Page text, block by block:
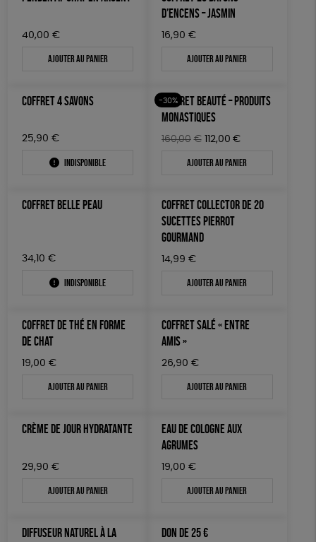
40,00 €
Ajouter au panier
D’ENCENS – JASMIN
16,90 €
Ajouter au panier
COFFRET 4 SAVONS
25,90 €
Indisponible
-30%
COFFRET BEAUTÉ – PRODUITS
MONASTIQUES
160,00 € Le
initial
160,00€.
112,00 €Le
actuel
112,00€.
Ajouter au panier
COFFRET BELLE PEAU
34,10 €
Indisponible
COFFRET COLLECTOR DE 20
SUCETTES PIERROT
GOURMAND
14,99 €
Ajouter au panier
COFFRET DE THÉ EN FORME
DE CHAT
19,00 €
Ajouter au panier
COFFRET SALÉ « ENTRE
AMIS »
26,90 €
Ajouter au panier
CRÈME DE JOUR HYDRATANTE
29,90 €
Ajouter au panier
EAU DE COLOGNE AUX
AGRUMES
19,00 €
Ajouter au panier
DIFFUSEUR NATUREL À LA
DON DE 25 €